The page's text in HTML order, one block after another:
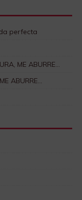
perfecta
ME ABURRE…
ABURRE…